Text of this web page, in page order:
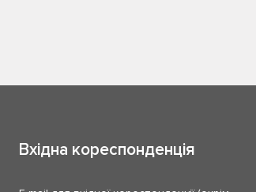
Вхідна кореспонденція